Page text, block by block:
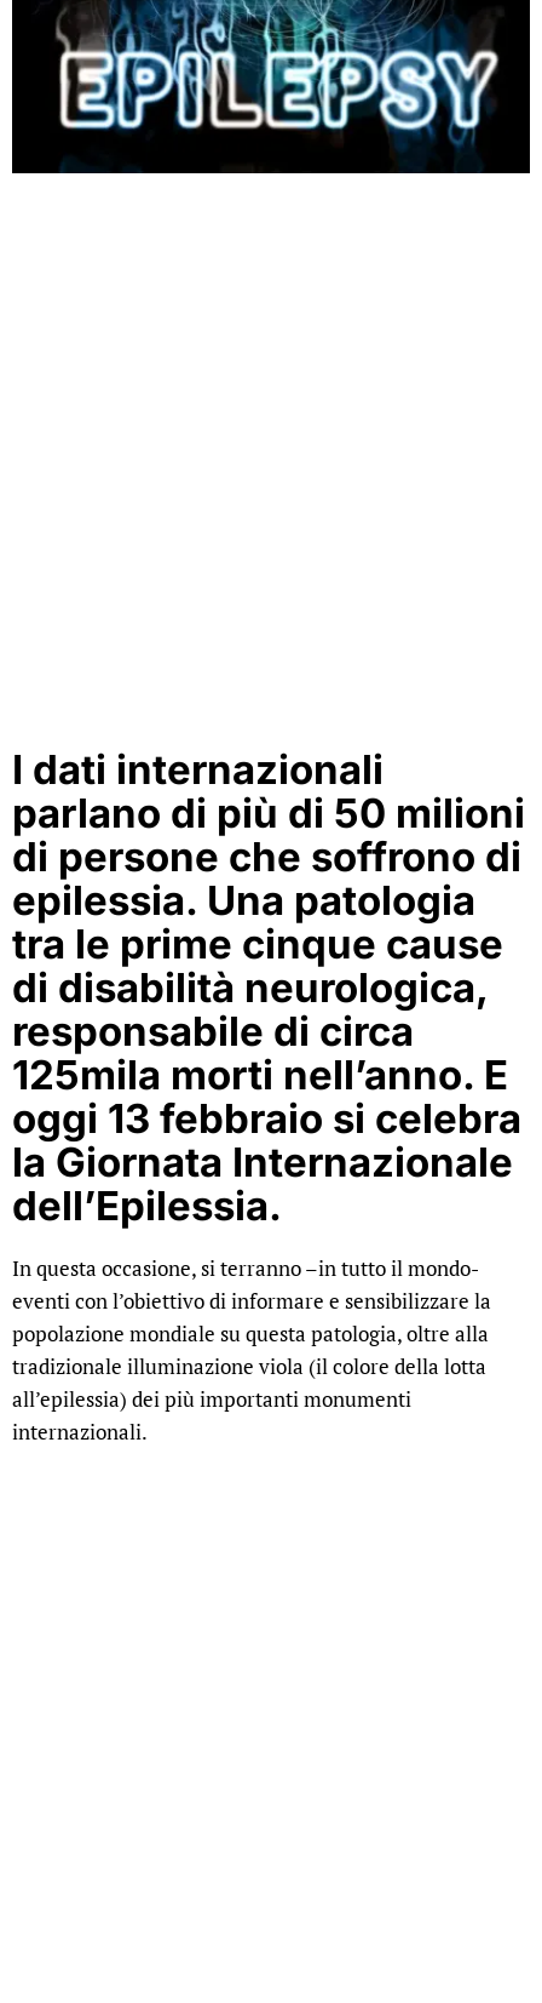
I dati internazionali
parlano di più di 50 milioni
di persone che soffrono di
epilessia. Una patologia
tra le prime cinque cause
di disabilità neurologica,
responsabile di circa
125mila morti nell’anno. E
oggi 13 febbraio si celebra
la Giornata Internazionale
dell’Epilessia.
In questa occasione, si terranno –in tutto il mondo-
eventi con l’obiettivo di informare e sensibilizzare la
popolazione mondiale su questa patologia, oltre alla
tradizionale illuminazione viola (il colore della lotta
all’epilessia) dei più importanti monumenti
internazionali.